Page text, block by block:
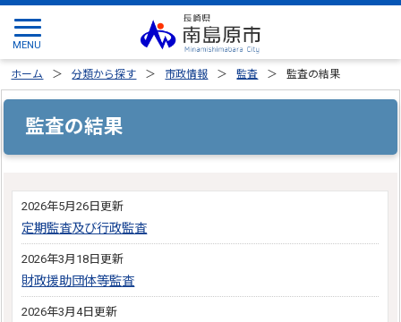
ホーム 分類から探す 市政情報 監査 監査の結果
監査の結果
2026年5月26日更新
定期監査及び行政監査
2026年3月18日更新
財政援助団体等監査
2026年3月4日更新